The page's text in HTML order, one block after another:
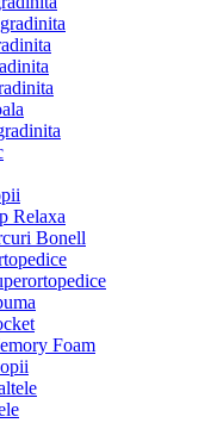
Relaxa
Bonell
Foam